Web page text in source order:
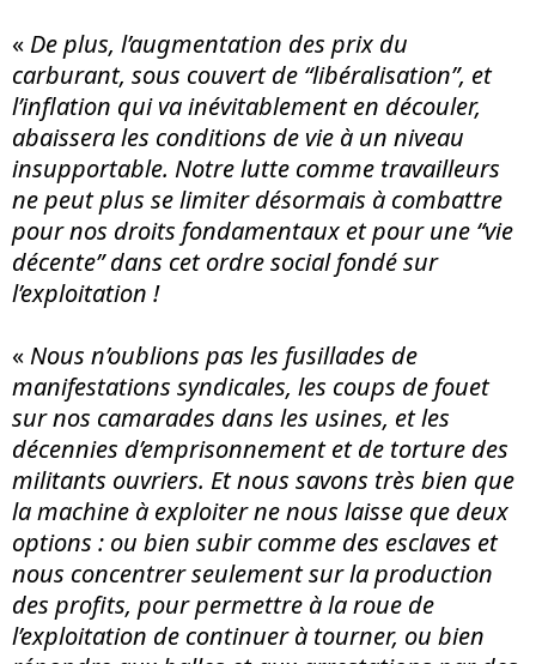
« De plus, l’augmentation des prix du
carburant, sous couvert de “libéralisation”, et
l’inflation qui va inévitablement en découler,
abaissera les conditions de vie à un niveau
insupportable. Notre lutte comme travailleurs
ne peut plus se limiter désormais à combattre
pour nos droits fondamentaux et pour une “vie
décente” dans cet ordre social fondé sur
l’exploitation !
«Nous n’oublions pas les fusillades de
manifestations syndicales, les coups de fouet
sur nos camarades dans les usines, et les
décennies d’emprisonnement et de torture des
militants ouvriers. Et nous savons très bien que
la machine à exploiter ne nous laisse que deux
options : ou bien subir comme des esclaves et
nous concentrer seulement sur la production
des profits, pour permettre à la roue de
l’exploitation de continuer à tourner, ou bien